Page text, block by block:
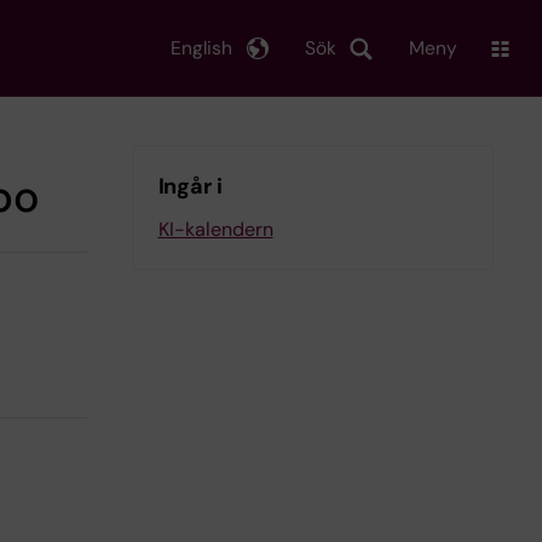
Sök
English Meny
Ingår i
KI-kalendern